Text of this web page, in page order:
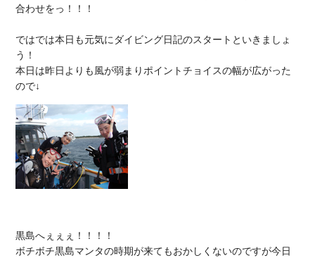
合わせをっ！！！
ではでは本日も元気にダイビング日記のスタートといきましょ
う！
本日は昨日よりも風が弱まりポイントチョイスの幅が広がった
黒島へぇぇぇ！！！！
ボチボチ黒島マンタの時期が来てもおかしくないのですが今日